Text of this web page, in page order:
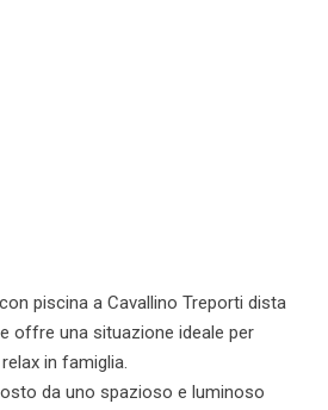
piscina a Cavallino Treporti dista
offre una situazione ideale per
in famiglia.
da uno spazioso e luminoso